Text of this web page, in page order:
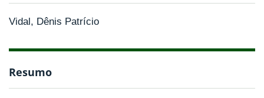
Vidal, Dênis Patrício
Resumo